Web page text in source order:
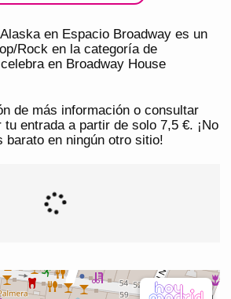
en Espacio Broadway es un
Rock en la categoría de
en Broadway House
de más información o consultar
entrada a partir de solo 7,5 €. ¡No
barato en ningún otro sitio!